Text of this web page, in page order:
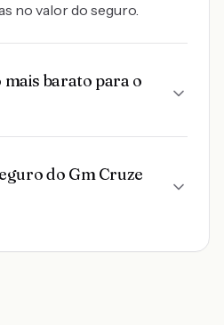
no valor do seguro.
barato para o
do Gm Cruze